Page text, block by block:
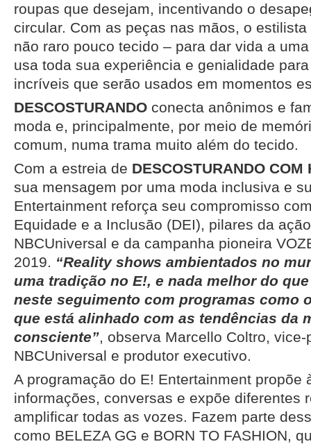
roupas que desejam, incentivando o
circular. Com as peças nas mãos, o
não raro pouco tecido – para dar vida a
usa toda sua experiência e genialidade
incríveis que serão usados em momentos
DESCOSTURANDO conecta anônimos e
moda e, principalmente, por meio de
comum, numa trama muito além do tecido.
Com a estreia de DESCOSTURANDO COM
sua mensagem por uma moda inclusiva e
Entertainment reforça seu compromisso
Equidade e a Inclusão (DEI), pilares da
NBCUniversal e da campanha pioneira
2019. “Reality shows ambientados no
uma tradição no E!, e nada melhor do
neste seguimento com programas como o
que está alinhado com as tendências da
consciente”, observa Marcello Coltro,
NBCUniversal e produtor executivo.
A programação do E! Entertainment propõe
informações, conversas e expõe diferentes
amplificar todas as vozes. Fazem parte
como BELEZA GG e BORN TO FASHION,